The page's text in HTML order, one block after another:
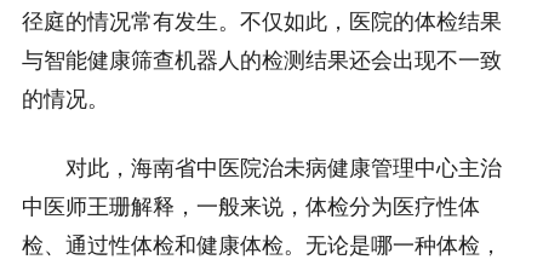
径庭的情况常有发生。不仅如此，医院的体检结果
与智能健康筛查机器人的检测结果还会出现不一致
的情况。
对此，海南省中医院治未病健康管理中心主治
中医师王珊解释，一般来说，体检分为医疗性体
检、通过性体检和健康体检。无论是哪一种体检，